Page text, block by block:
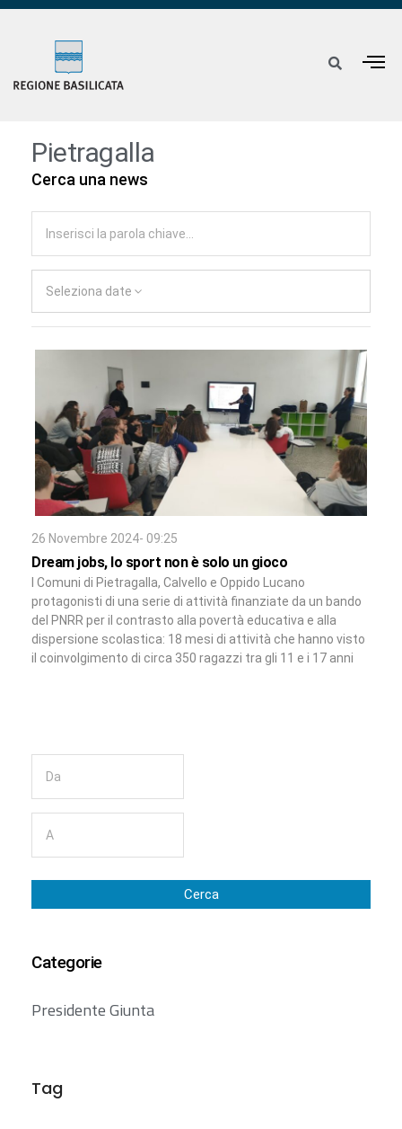
Pietragalla
Cerca una news
Seleziona date
26 Novembre 2024- 09:25
Dream jobs, lo sport non è solo un gioco
I Comuni di Pietragalla, Calvello e Oppido Lucano
protagonisti di una serie di attività finanziate da un bando
del PNRR per il contrasto alla povertà educativa e alla
dispersione scolastica: 18 mesi di attività che hanno visto
il coinvolgimento di circa 350 ragazzi tra gli 11 e i 17 anni
Cerca
Categorie
Presidente Giunta
Tag